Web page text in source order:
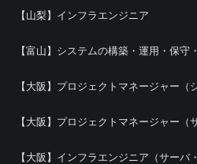
【山梨】インフラエンジニア
【富山】システムの構築・運用・保守
【大阪】プロジェクトマネージャー（
【大阪】プロジェクトマネージャー（
【大阪】インフラエンジニア（サーバ